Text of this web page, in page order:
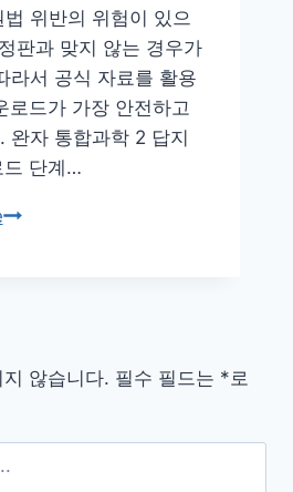
위반의 위험이 있으
판과 맞지 않는 경우가
라서 공식 자료를 활용
로드가 가장 안전하고
완자 통합과학 2 답지
드 단계…
완
2
않습니다. 필수 필드는 *로